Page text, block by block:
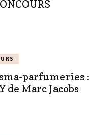
parfumeries :
de Marc Jacobs